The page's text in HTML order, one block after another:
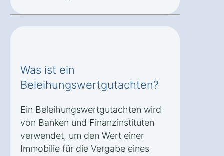
Was ist ein
Beleihungswertgutachten?
Ein Beleihungswertgutachten wird
von Banken und Finanzinstituten
verwendet, um den Wert einer
Immobilie für die Vergabe eines